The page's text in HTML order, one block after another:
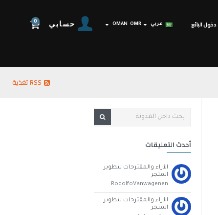
دخول البائع عربي OMR
OMAN حسابي 0
RSS تغذية
أحدث التعليقات
الآراء والمقترحات لتطوير
المتجر
RodolfoVanwagenen
الآراء والمقترحات لتطوير
المتجر